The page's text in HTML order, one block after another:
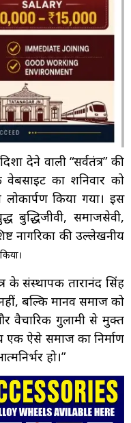
देने वाली “सर्वतंत्र” की
का शनिवार को
किया गया। इस
बुद्धिजीवी, समाजसेवी,
नागरिकों की उल्लेखनीय
के संस्थापक तारानंद सिंह
बल्कि मानव समाज को
वैचारिक गुलामी से मुक्त
ऐसे समाज का निर्माण
हो।”